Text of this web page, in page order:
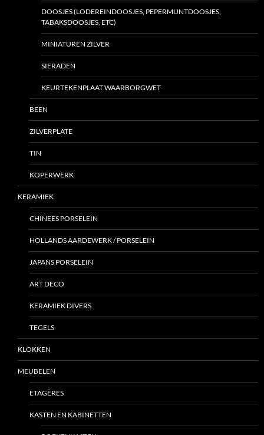
DOOSJES (LODEREINDOOSJES, PEPERMUNTDOOSJES,
TABAKSDOOSJES, ETC)
MINIATUREN ZILVER
SIERADEN
KEURTEKENPLAAT WAARBORGWET
BEEN
ZILVERPLATE
TIN
KOPERWERK
KERAMIEK
CHINEES PORSELEIN
HOLLANDS AARDEWERK / PORSELEIN
JAPANS PORSELEIN
ART DECO
KERAMIEK DIVERS
TEGELS
KLOKKEN
MEUBELEN
ETAGÈRES
KASTEN EN KABINETTEN